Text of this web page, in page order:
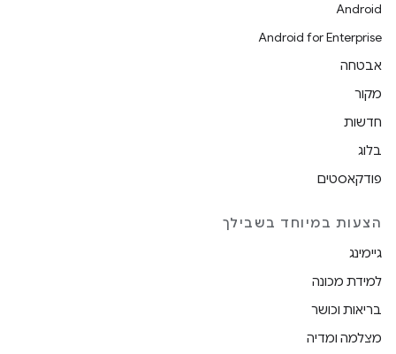
Android
Android for Enterprise
אבטחה
מקור
חדשות
בלוג
פודקאסטים
הצעות במיוחד בשבילך
גיימינג
למידת מכונה
בריאות וכושר
מצלמה ומדיה